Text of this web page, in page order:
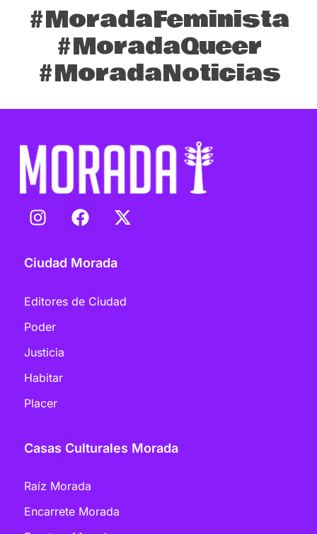
#MoradaFeminista
#MoradaQueer
#MoradaNoticias
Ciudad Morada
Editores de Ciudad
Poder
Justicia
Habitar
Placer
Casas Culturales Morada
Raíz Morada
Encarrete Morada